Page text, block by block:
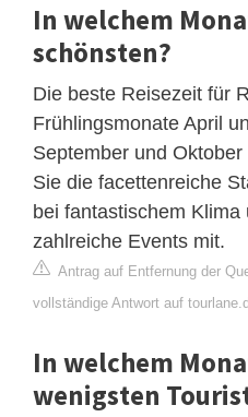
In welchem
schönsten?
Die beste Reisezeit für
Frühlingsmonate April
September und
Sie die facettenreiche
bei fantastischem Klima
zahlreiche Events mit.
Antrag auf Entfernung der
vollständige Antwort auf
In welchem
wenigsten